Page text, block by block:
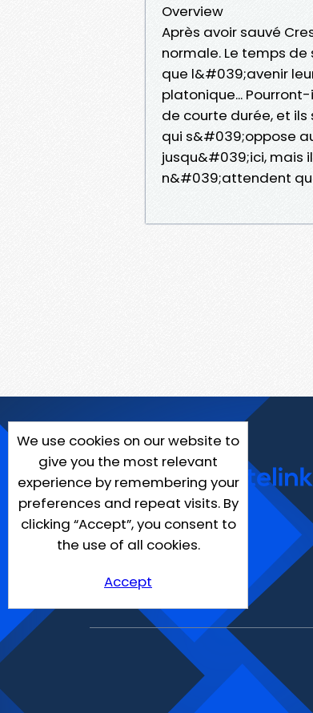
Overview
Après avoir sauvé
normale. Le temps
que l&#039;avenir
platonique...
de courte durée, et
qui s&#039;oppose
jusqu&#039;ici, mais
n&#039;attendent
We use cookies on our website to
give you the most relevant
experience by remembering your
preferences and repeat visits. By
clicking “Accept”, you consent to
the use of all cookies.
Accept